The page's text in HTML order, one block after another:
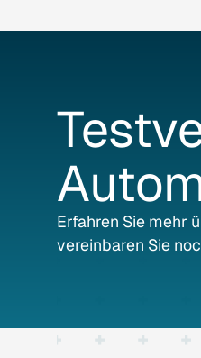
Erfahren Sie mehr
vereinbaren Sie